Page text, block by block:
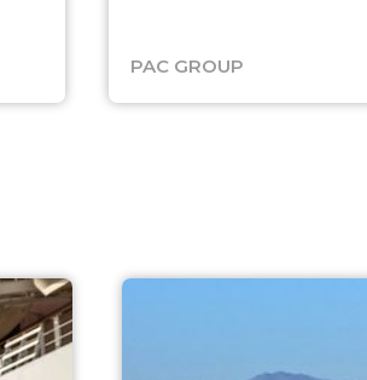
PAC GROUP